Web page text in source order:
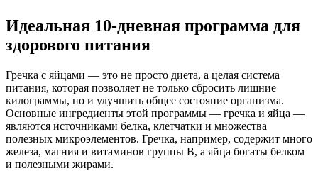
Идеальная 10-дневная программа для
здорового питания
Гречка с яйцами — это не просто диета, а целая система
питания, которая позволяет не только сбросить лишние
килограммы, но и улучшить общее состояние организма.
Основные ингредиенты этой программы — гречка и яйца —
являются источниками белка, клетчатки и множества
полезных микроэлементов. Гречка, например, содержит много
железа, магния и витаминов группы B, а яйца богаты белком
и полезными жирами.